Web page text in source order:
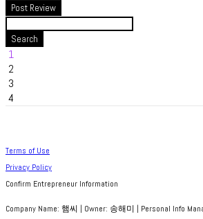
Post Review
Search
1
2
3
4
Terms of Use
Privacy Policy
Confirm Entrepreneur Information
Company Name: 햄씨 | Owner: 송해미 | Personal Info